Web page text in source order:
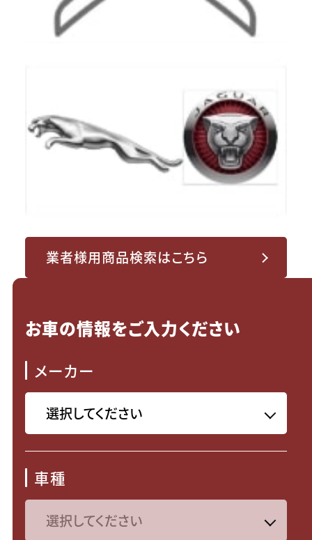
業者様用商品検索はこちら
お車の情報をご入力ください
メーカー
車種